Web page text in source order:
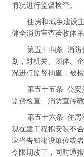
情况进行监督检查。
住房和城乡建设
健全消防审查验收体
第五十四条 消防
划，对机关、团体、
况进行监督抽查，被
第五十五条 公安
监督检查、消防宣传教
第五十六条 住房
现在建工程拟安装不
应当告知建设单位或
令限期改正，同时通